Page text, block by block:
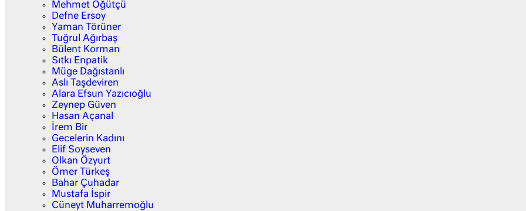
Mehmet Öğütçü
Defne Ersoy
Yaman Törüner
Tuğrul Ağırbaş
Bülent Korman
Sıtkı Enpatik
Müge Dağıstanlı
Aslı Taşdeviren
Alara Efsun Yazıcıoğlu
Zeynep Güven
Hasan Açanal
İrem Bir
Gecelerin Kadını
Elif Soyseven
Olkan Özyurt
Ömer Türkeş
Bahar Çuhadar
Mustafa İspir
Cüneyt Muharremoğlu